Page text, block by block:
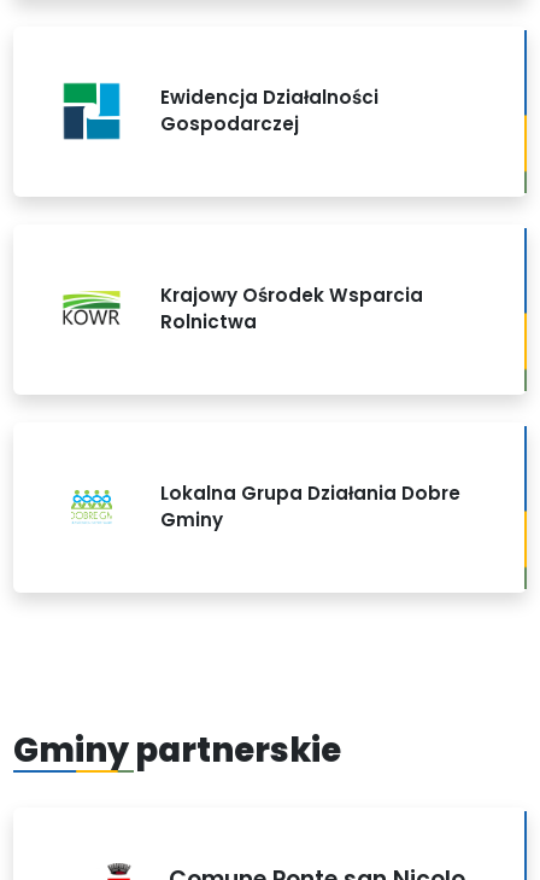
Ewidencja Działalności
Gospodarczej
Krajowy Ośrodek Wsparcia
Rolnictwa
Lokalna Grupa Działania Dobre
Gminy
Gminy partnerskie